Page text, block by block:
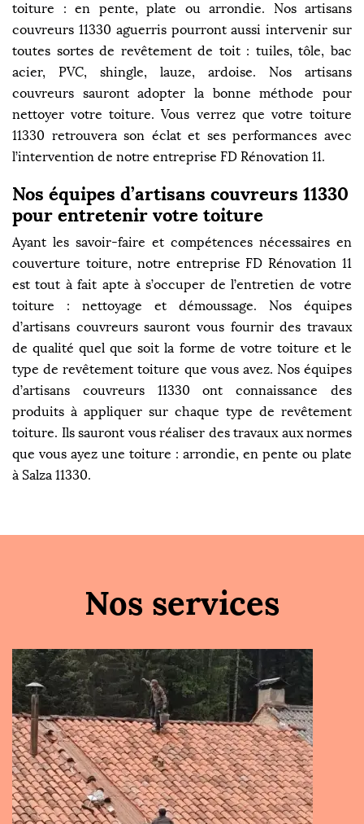
toiture : en pente, plate ou arrondie. Nos artisans
couvreurs 11330 aguerris pourront aussi intervenir sur
toutes sortes de revêtement de toit : tuiles, tôle, bac
acier, PVC, shingle, lauze, ardoise. Nos artisans
couvreurs sauront adopter la bonne méthode pour
nettoyer votre toiture. Vous verrez que votre toiture
11330 retrouvera son éclat et ses performances avec
l’intervention de notre entreprise FD Rénovation 11.
Nos équipes d’artisans couvreurs 11330
pour entretenir votre toiture
Ayant les savoir-faire et compétences nécessaires en
couverture toiture, notre entreprise FD Rénovation 11
est tout à fait apte à s’occuper de l’entretien de votre
toiture : nettoyage et démoussage. Nos équipes
d’artisans couvreurs sauront vous fournir des travaux
de qualité quel que soit la forme de votre toiture et le
type de revêtement toiture que vous avez. Nos équipes
d’artisans couvreurs 11330 ont connaissance des
produits à appliquer sur chaque type de revêtement
toiture. Ils sauront vous réaliser des travaux aux normes
que vous ayez une toiture : arrondie, en pente ou plate
à Salza 11330.
Nos services